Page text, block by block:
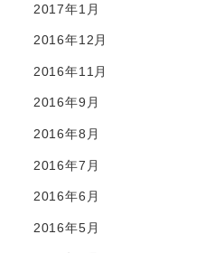
2017年1月
2016年12月
2016年11月
2016年9月
2016年8月
2016年7月
2016年6月
2016年5月